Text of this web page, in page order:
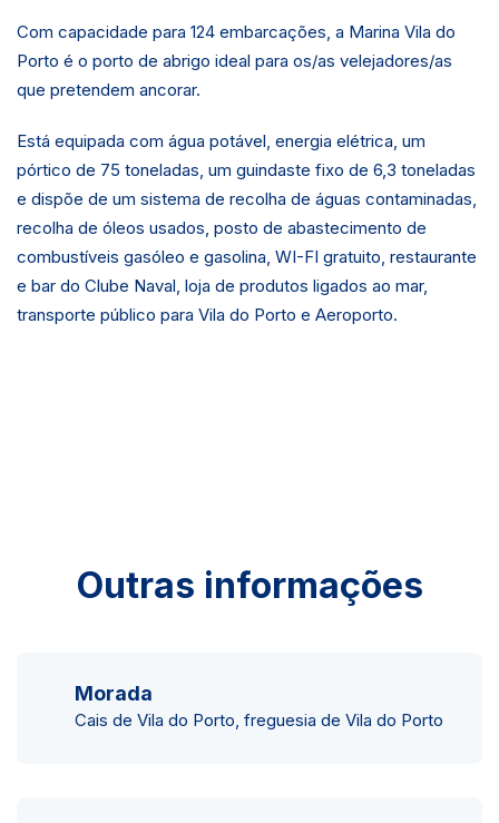
Com capacidade para 124 embarcações, a Marina Vila do
Porto é o porto de abrigo ideal para os/as velejadores/as
que pretendem ancorar.
Está equipada com água potável, energia elétrica, um
pórtico de 75 toneladas, um guindaste fixo de 6,3 toneladas
e dispõe de um sistema de recolha de águas contaminadas,
recolha de óleos usados, posto de abastecimento de
combustíveis gasóleo e gasolina, WI-FI gratuito, restaurante
e bar do Clube Naval, loja de produtos ligados ao mar,
transporte público para Vila do Porto e Aeroporto.
Outras informações
Morada
Cais de Vila do Porto, freguesia de Vila do Porto